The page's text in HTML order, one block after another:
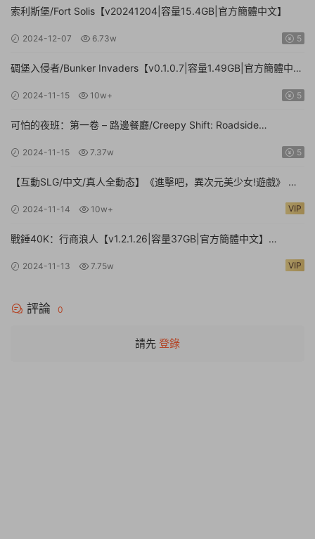
索利斯堡/Fort Solis【v20241204|容量15.4GB|官方簡體中文】
2024-12-07 6.73w 5
碉堡入侵者/Bunker Invaders【v0.1.0.7|容量1.49GB|官方簡體中
2024-11-15 10w+ 5
可怕的夜班：第一卷 – 路邊餐廳/Creepy Shift: Roadside
2024-11-15 7.37w 5
【互動SLG/中文/真人全動态】《進擊吧，異次元美少女!遊戲》 官
2024-11-14 10w+ VIP
戰錘40K：行商浪人【v1.2.1.26|容量37GB|官方簡體中文】
2024-11-13 7.75w VIP
評論 0
請先 登錄